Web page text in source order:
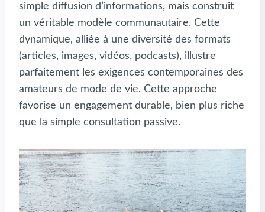
simple diffusion d’informations, mais construit
un véritable modèle communautaire. Cette
dynamique, alliée à une diversité des formats
(articles, images, vidéos, podcasts), illustre
parfaitement les exigences contemporaines des
amateurs de mode de vie. Cette approche
favorise un engagement durable, bien plus riche
que la simple consultation passive.